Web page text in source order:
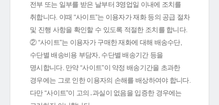
전부 또는 일부를 받은 날부터 3영업일 이내에 조치를
취합니다. 이때 “사이트”는 이용자가 재화 등의 공급 절차
및 진행 사항을 확인할 수 있도록 적절한 조치를 합니다.
② “사이트”는 이용자가 구매한 재화에 대해 배송수단,
수단별 배송비용 부담자, 수단별 배송기간 등을
명시합니다. 만약 “사이트”이 약정 배송기간을 초과한
경우에는 그로 인한 이용자의 손해를 배상하여야 합니다.
다만 “사이트”이 고의․과실이 없음을 입증한 경우에는